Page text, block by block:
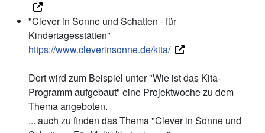
"Clever in Sonne und Schatten - für
Kindertagesstätten"
https://www.cleverinsonne.de/kita/
Dort wird zum Beispiel unter "Wie ist das Kita-
Programm aufgebaut" eine Projektwoche zu dem
Thema angeboten.
... auch zu finden das Thema "Clever in Sonne und